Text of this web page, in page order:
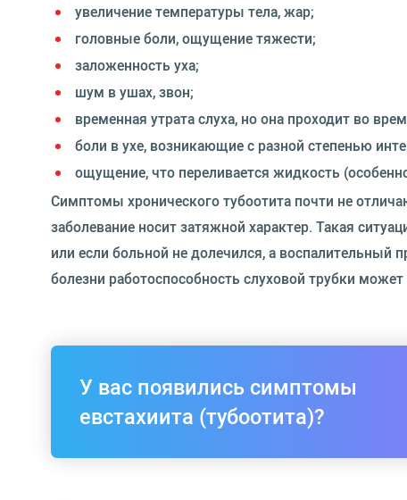
увеличение температуры тела, жар;
головные боли, ощущение тяжести;
заложенность уха;
шум в ушах, звон;
временная утрата слуха, но она проходит во
боли в ухе, возникающие с разной степенью
ощущение, что переливается жидкость
Симптомы хронического тубоотита почти не
заболевание носит затяжной характер. Такая
или если больной не долечился, а
болезни работоспособность слуховой трубки
У вас появились симптомы
евстахиита (тубоотита)?